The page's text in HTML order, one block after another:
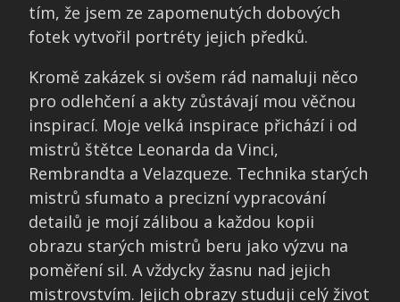
tím, že jsem ze zapomenutých dobových
fotek vytvořil portréty jejich předků.
Kromě zakázek si ovšem rád namaluji něco
pro odlehčení a akty zůstávají mou věčnou
inspirací. Moje velká inspirace přichází i od
mistrů štětce Leonarda da Vinci,
Rembrandta a Velazqueze. Technika starých
mistrů sfumato a precizní vypracování
detailů je mojí zálibou a každou kopii
obrazu starých mistrů beru jako výzvu na
poměření sil. A vždycky žasnu nad jejich
mistrovstvím. Jejich obrazy studuji celý život